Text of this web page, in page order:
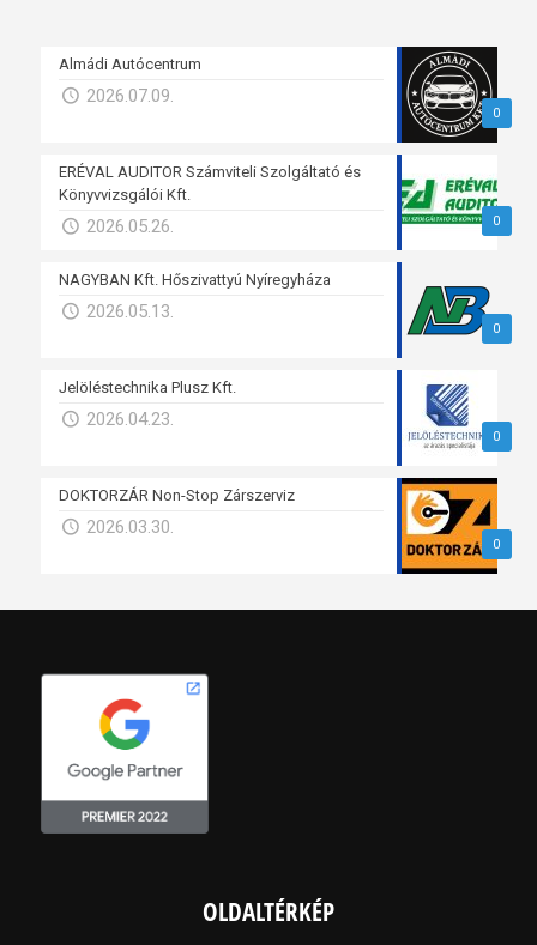
0
Almádi Autócentrum
2026.07.09.
0
ERÉVAL AUDITOR Számviteli Szolgáltató és
Könyvvizsgálói Kft.
2026.05.26.
0
NAGYBAN Kft. Hőszivattyú Nyíregyháza
2026.05.13.
0
Jelöléstechnika Plusz Kft.
2026.04.23.
0
DOKTORZÁR Non-Stop Zárszerviz
2026.03.30.
OLDALTÉRKÉP